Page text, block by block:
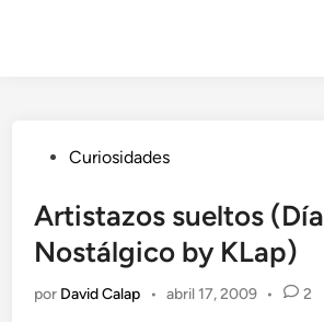
Publicado
Curiosidades
Artistazos sueltos (Día
Nostálgico by KLap)
por David Calap • abril 17, 2009 • 2